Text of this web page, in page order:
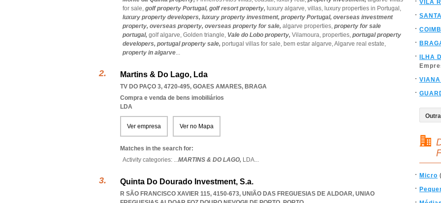
for sale, golf property Portugal, golf resort property, luxury algarve, villas, luxury properties in Portugal,
luxury property developers, luxury property investment, property Portugal, overseas investment
property, overseas property, overseas property for sale, algarve properties, property for sale
portugal, golf algarve, Golden triangle, Vale do Lobo property, Vilamoura, properties, portugal property
developers, portugal property sale, portugal villas for sale, bem estar algarve,Algarve real estate,
property in algarve...
Martins & Do Lago, Lda
TV DO PAÇO 3, 4720-495, GOAES AMARES, BRAGA
Compra e venda de bens imobiliários
LDA
Ver empresa Ver no Mapa
Matches in the search for:
Activity categories: ...MARTINS & DO LAGO, LDA...
Quinta Do Dourado Investment, S.a.
R SÃO FRANCISCO XAVIER 115, 4150-673, UNIÃO DAS FREGUESIAS DE ALDOAR, UNIAO
VILA
ILHA
Micro